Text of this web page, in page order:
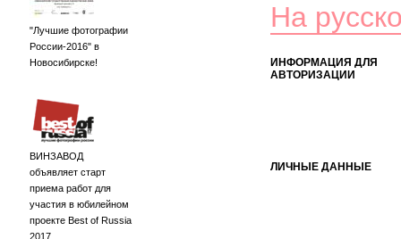
"Лучшие фотографии
России-2016" в
Новосибирске!
ВИНЗАВОД
объявляет старт
приема работ для
участия в юбилейном
проекте Best of Russia
2017
На
ИНФОРМАЦИЯ ДЛЯ
АВТОРИЗАЦИИ
ЛИЧНЫЕ ДАННЫЕ